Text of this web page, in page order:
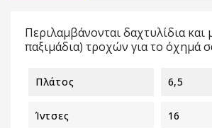
Περιλαμβάνονται δαχτυλίδια και
παξιμάδια) τροχών για το όχημά
Πλάτος 6,5
Ίντσες 16